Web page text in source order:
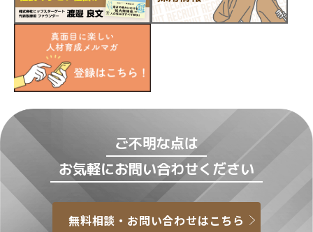
ご不明な点は
お気軽にお問い合わせください
無料相談・お問い合わせはこちら